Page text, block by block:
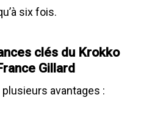
six fois.
clés du Krokko
Gillard
avantages :